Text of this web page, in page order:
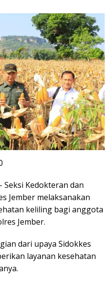
Seksi Kedokteran dan
Jember melaksanakan
keliling bagi anggota
Jember.
dari upaya Sidokkes
layanan kesehatan